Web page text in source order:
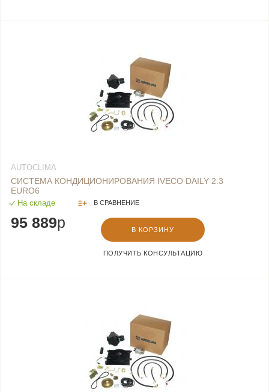
AUTOCLIMA
СИСТЕМА КОНДИЦИОНИРОВАНИЯ IVECO DAILY 2.3
EURO6
На складе В СРАВНЕНИЕ
95 889p В КОРЗИНУ
ПОЛУЧИТЬ КОНСУЛЬТАЦИЮ